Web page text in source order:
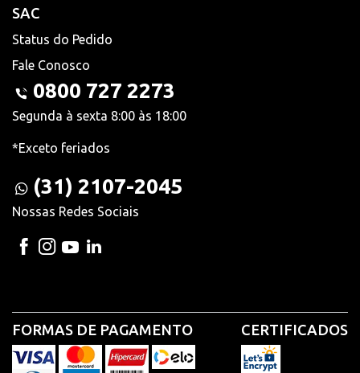
SAC
Status do Pedido
Fale Conosco
0800 727 2273
Segunda à sexta 8:00 às 18:00
*Exceto feriados
(31) 2107-2045
Nossas Redes Sociais
FORMAS DE PAGAMENTO CERTIFICADOS